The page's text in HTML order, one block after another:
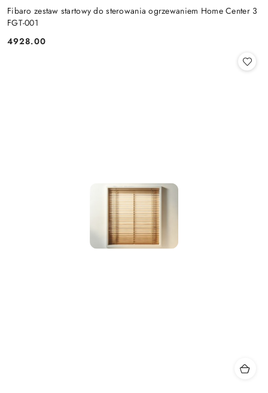
Fibaro zestaw startowy do sterowania ogrzewaniem Home Center 3
FGT-001
Cena:
4928.00